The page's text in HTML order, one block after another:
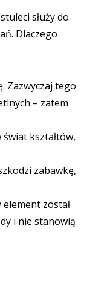
służy do
Dlaczego
Zazwyczaj tego
– zatem
kształtów,
zabawkę,
został
i nie stanowią